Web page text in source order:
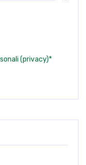
(privacy)*